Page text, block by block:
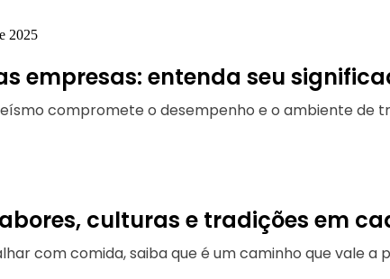
2025
empresas: entenda seu
compromete o desempenho e o ambiente de
culturas e tradições em
com comida, saiba que é um caminho que vale a